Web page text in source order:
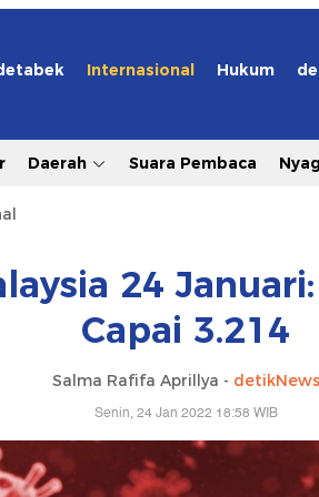
Internasional Hukum
Daerah Suara Pembaca
24
Capai 3.214
Salma Rafifa Aprillya - detikNews
Senin, 24 Jan 2022 18:58 WIB